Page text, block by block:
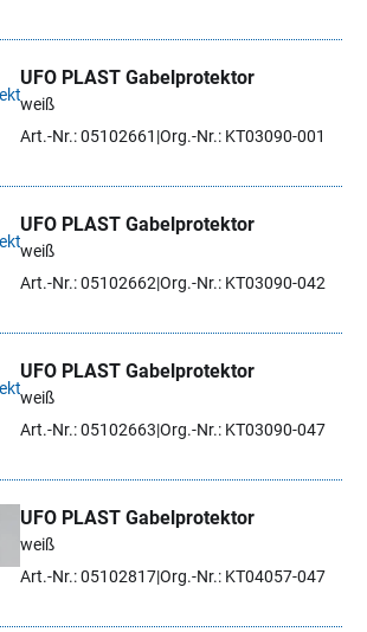
UFO PLAST Gabelprotektor
weiß
Art.-Nr.: 05102661 Org.-Nr.: KT03090-001
UFO PLAST Gabelprotektor
weiß
Art.-Nr.: 05102662 Org.-Nr.: KT03090-042
UFO PLAST Gabelprotektor
weiß
Art.-Nr.: 05102663 Org.-Nr.: KT03090-047
UFO PLAST Gabelprotektor
weiß
Art.-Nr.: 05102817Org.-Nr.: KT04057-047